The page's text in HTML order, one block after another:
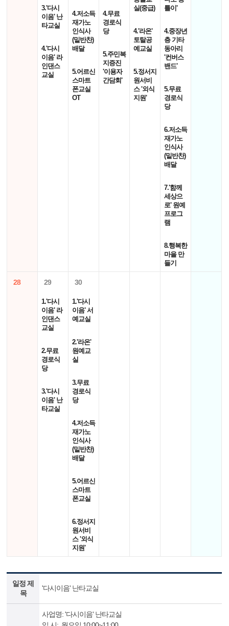
3.'다시
이음' 난
타교실
4.'다시
이음' 라
인댄스
교실
4.저소득
재가노
인식사
(밑반찬)
배달
5.어르신
스마트
폰교실
OT
4.무료
경로식
당
5.주민복
지증진
'이용자
간담회'
실(중급)
4.'라온'
토탈공
예교실
5.정서지
원서비
스 '외식
지원'
틀이'
4.중장년
층 기타
동아리
'컨버스
밴드'
5.무료
경로식
당
6.저소득
재가노
인식사
(밑반찬)
배달
7.'함께
세상으
로' 원예
프로그
램
8.행복한
마을 만
들기
28 29
1.'다시
이음' 라
인댄스
교실
2.무료
경로식
당
3.'다시
이음' 난
타교실
30
1.'다시
이음' 서
예교실
2.'라온'
원예교
실
3.무료
경로식
당
4.저소득
재가노
인식사
(밑반찬)
배달
5.어르신
스마트
폰교실
6.정서지
원서비
스 '외식
지원'
일정 제
목
'다시이음' 난타교실
사업명: '다시이음' 난타교실